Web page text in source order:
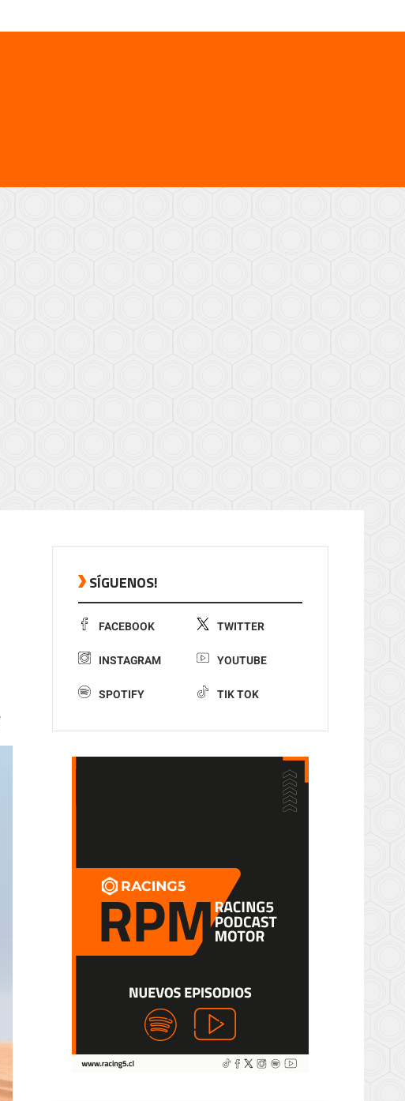
SÍGUENOS!
FACEBOOK TWITTER
INSTAGRAM YOUTUBE
SPOTIFY TIK TOK